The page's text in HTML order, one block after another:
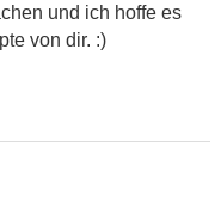
und ich hoffe es
von dir. :)